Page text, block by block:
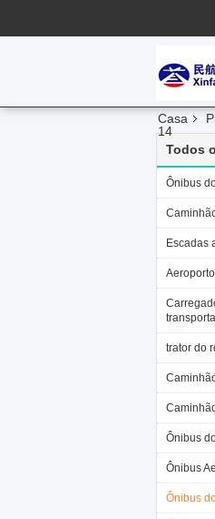
Casa
14
Todos
Ônibus
Escadas
trator do
Ônibus
Ônibus
Ônibus